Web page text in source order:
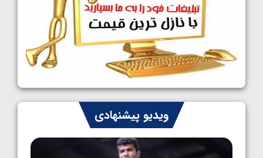
کشتی آزاد نوجوانان جهان؛ رقبای نمایندگان
ایران مشخص شدند
1405/05/08
کشتی فرنگی نوجوانان جهان؛ سکوی تیمی
سوم برای ایران
1405/05/07
ایران چشم به راه چهار مدال در پنج وزن دوم
کشتی فرنگی نوجوانان جهان
1405/05/06
ویدیو پیشنهادی